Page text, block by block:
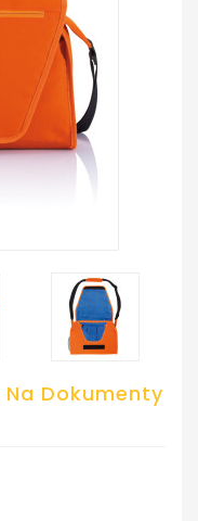
Dokumenty